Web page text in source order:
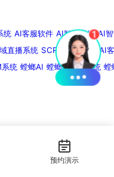
统 AI客服软件 AI智能客服 AI
直播系统 SCRM系统 北京AI
统 螳螂AI 螳螂AI客服系统 螳
资离不开多渠道私信承
预约演示